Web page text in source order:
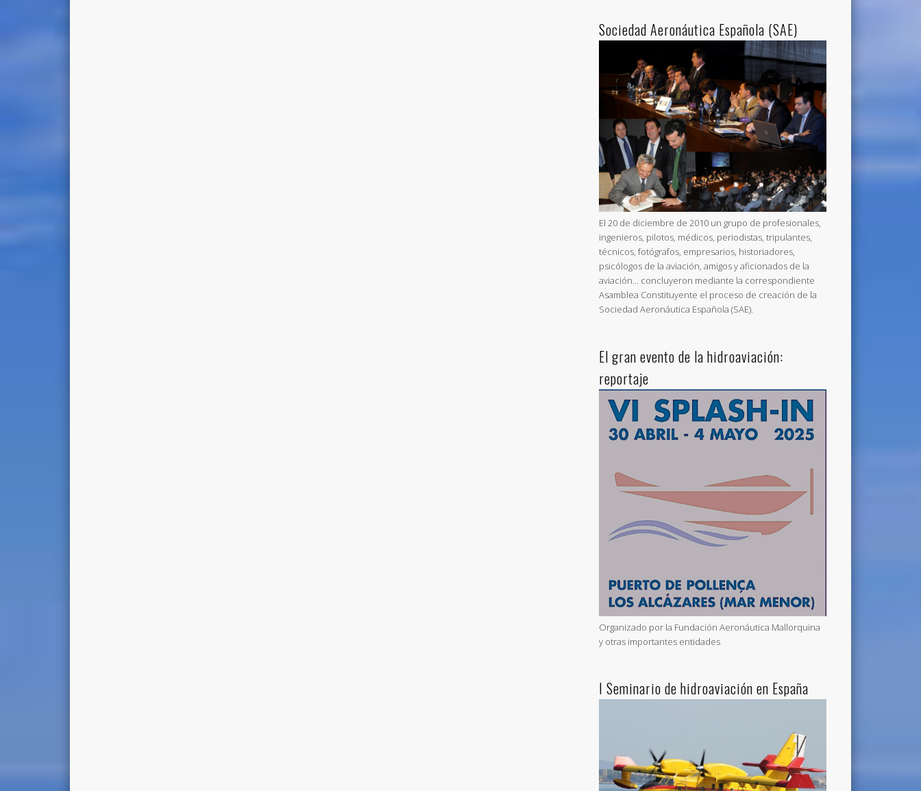
Sociedad Aeronáutica Española (SAE)
El 20 de diciembre de 2010 un grupo de profesionales,
ingenieros, pilotos, médicos, periodistas, tripulantes,
técnicos, fotógrafos, empresarios, historiadores,
psicólogos de la aviación, amigos y aficionados de la
aviación… concluyeron mediante la correspondiente
Asamblea Constituyente el proceso de creación de la
Sociedad Aeronáutica Española (SAE).
El gran evento de la hidroaviación:
reportaje
Organizado por la Fundación Aeronáutica Mallorquina
y otras importantes entidades
I Seminario de hidroaviación en España